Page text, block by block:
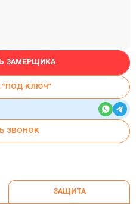
ЗАМЕРЩИКА
“ПОД КЛЮЧ”
ЗВОНОК
ЗАЩИТА